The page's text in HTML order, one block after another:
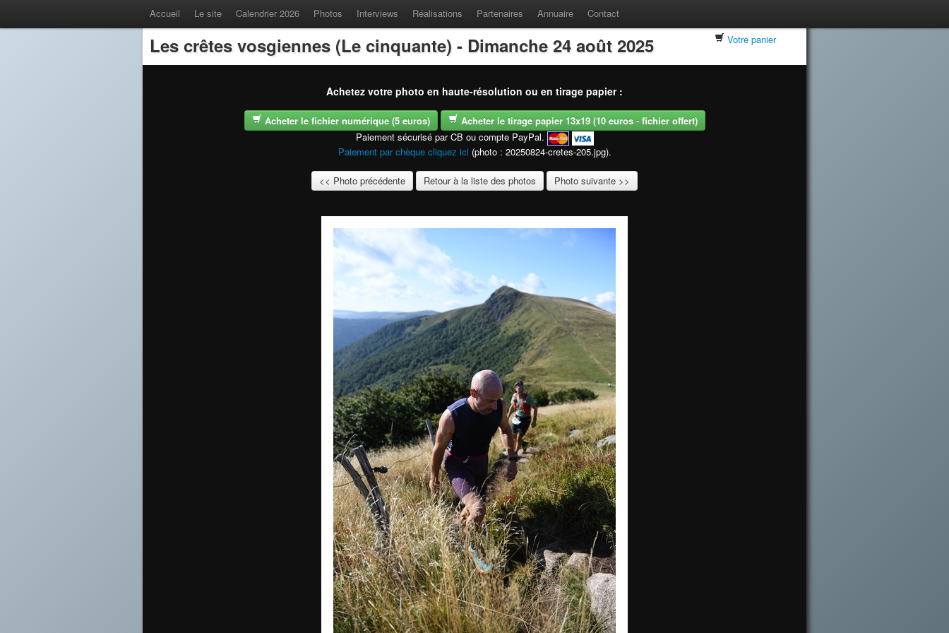
Accueil Le site Calendrier 2026 Photos Interviews Réalisations Partenaires Annuaire Contact
Les crêtes vosgiennes (Le cinquante) - Dimanche 24 août 2025 Votre panier
Achetez votre photo en haute-résolution ou en tirage papier :
Acheter le fichier numérique (5 euros)
Acheter le tirage papier 13x19 (10 euros - fichier offert)
Paiement sécurisé par CB ou compte PayPal.
Paiement par chèque cliquez ici (photo : 20250824-cretes-205.jpg).
<< Photo précédente Retour à la liste des photos Photo suivante >>